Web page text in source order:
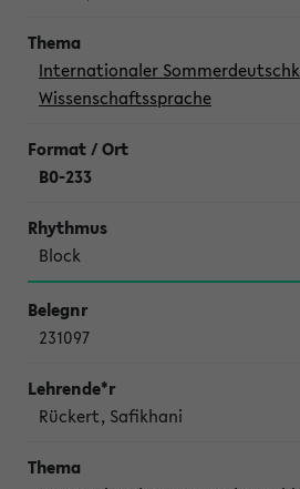
Internationaler
Wissenschaftssprache
B0-233
Block
231097
Rückert, Safikhani